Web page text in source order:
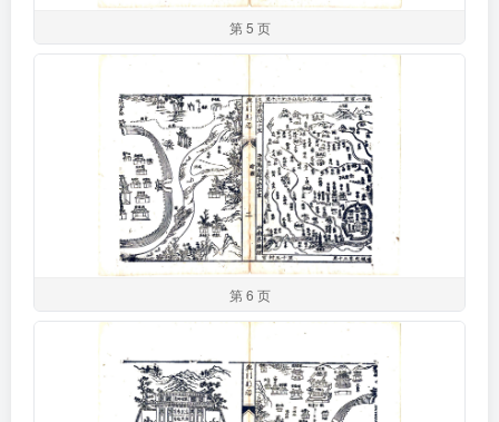
第 5 页
第 6 页